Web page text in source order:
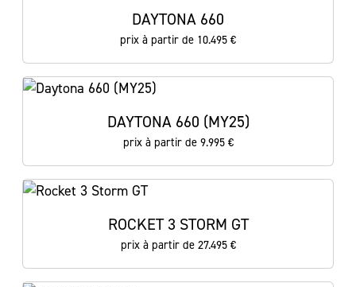
DAYTONA 660
prix à partir de 10.495 €
DAYTONA 660 (MY25)
prix à partir de 9.995 €
ROCKET 3 STORM GT
prix à partir de 27.495 €